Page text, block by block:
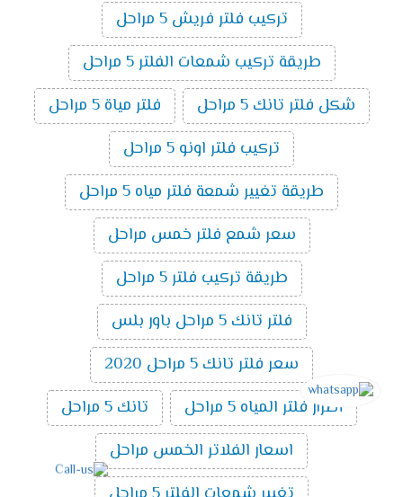
تركيب فلتر فريش 5 مراحل
طريقة تركيب شمعات الفلتر 5 مراحل
شكل فلتر تانك 5 مراحل
فلتر مياة 5 مراحل
تركيب فلتر اونو 5 مراحل
طريقة تغيير شمعة فلتر مياه 5 مراحل
سعر شمع فلتر خمس مراحل
طريقة تركيب فلتر 5 مراحل
فلتر تانك 5 مراحل باور بلس
سعر فلتر تانك 5 مراحل 2020
أضرار فلتر المياه 5 مراحل
تانك 5 مراحل
اسعار الفلاتر الخمس مراحل